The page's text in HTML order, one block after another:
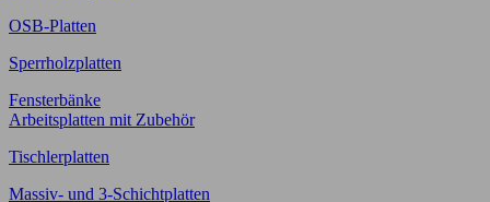
OSB-Platten
Sperrholzplatten
Fensterbänke
Arbeitsplatten mit Zubehör
Tischlerplatten
Massiv- und 3-Schichtplatten